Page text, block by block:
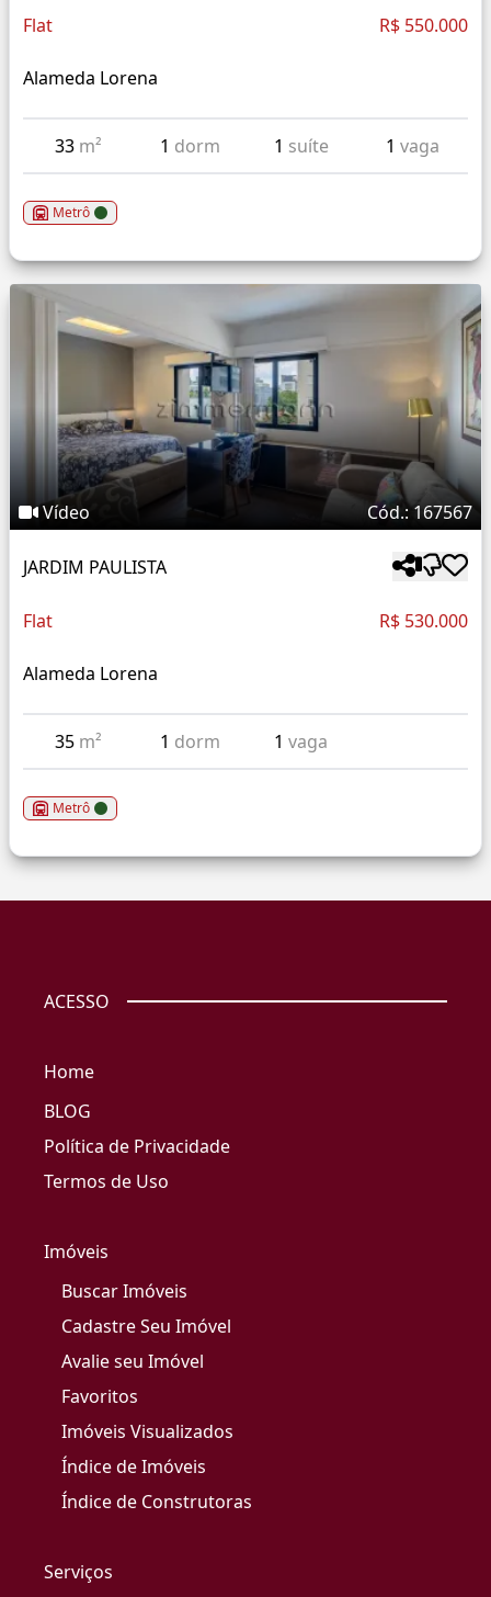
Flat R$ 550.000
Alameda Lorena
33 m² 1 dorm 1 suíte 1 vaga
Metrô
Vídeo Cód.: 167567
JARDIM PAULISTA
Flat R$ 530.000
Alameda Lorena
35 m² 1 dorm 1vaga
Metrô
ACESSO
Home
BLOG
Política de Privacidade
Termos de Uso
Imóveis
Buscar Imóveis
Cadastre Seu Imóvel
Avalie seu Imóvel
Favoritos
Imóveis Visualizados
Índice de Imóveis
Índice de Construtoras
Serviços